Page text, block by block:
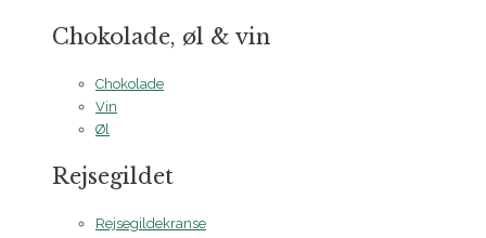
Chokolade, øl & vin
Chokolade
Vin
Øl
Rejsegildet
Rejsegildekranse